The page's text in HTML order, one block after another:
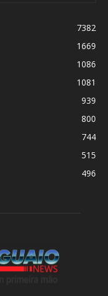
7382
1669
1086
1081
939
800
744
515
496